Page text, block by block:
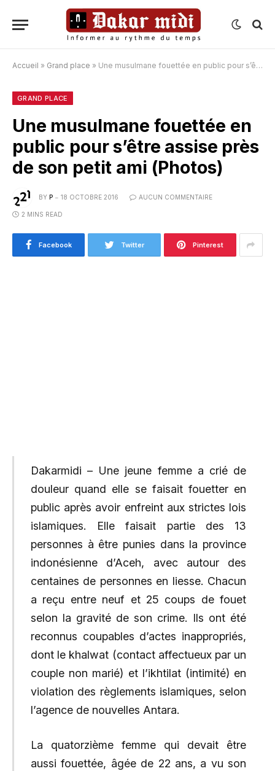
Accueil » Grand place » Une musulmane fouettée en public pour s’être assise près de son petit ami (Photos)
GRAND PLACE
Une musulmane fouettée en
public pour s’être assise près
de son petit ami (Photos)
BY P 18 OCTOBRE 2016 AUCUN COMMENTAIRE
2 MINS READ
Facebook Twitter Pinterest
Dakarmidi – Une jeune femme a crié de
douleur quand elle se faisait fouetter en
public après avoir enfreint aux strictes lois
islamiques. Elle faisait partie des 13
personnes à être punies dans la province
indonésienne d’Aceh, avec autour des
centaines de personnes en liesse. Chacun
a reçu entre neuf et 25 coups de fouet
selon la gravité de son crime. Ils ont été
reconnus coupables d’actes inappropriés,
dont le khalwat (contact affectueux par un
couple non marié) et l’ikhtilat (intimité) en
violation des règlements islamiques, selon
l’agence de nouvelles Antara.
La quatorzième femme qui devait être
aussi fouettée, âgée de 22 ans, a vu son